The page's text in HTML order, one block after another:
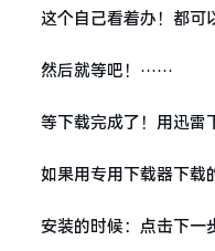
这个自己看着办！都可
然后就等吧！······
等下载完成了！用迅雷
如果用专用下载器下载
安装的时候：点击下一